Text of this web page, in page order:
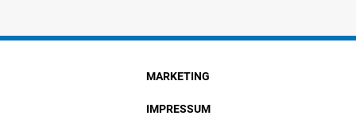
MARKETING
IMPRESSUM